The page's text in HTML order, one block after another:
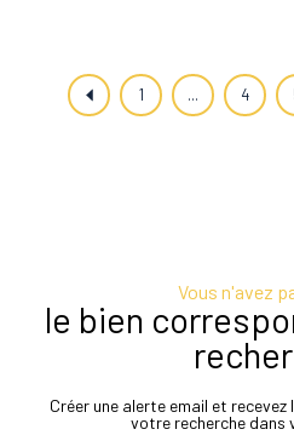
1 ... 4
Vous n'avez
le bien
Créer une alerte email et
votre recherche dans